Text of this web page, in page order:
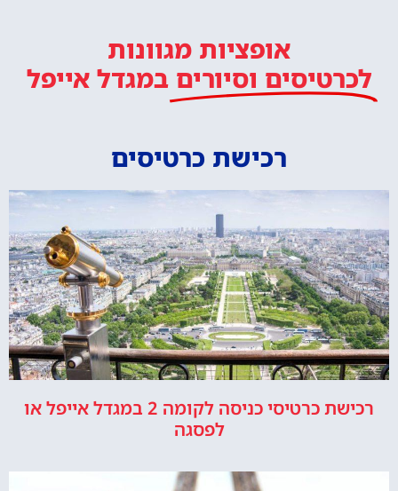
אופציות מגוונות
לכרטיסים וסיורים במגדל אייפל
רכישת כרטיסים
רכישת כרטיסי כניסה לקומה 2 במגדל אייפל או
לפסגה